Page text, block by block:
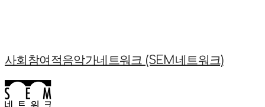
사회참여적음악가네트워크 (SEM네트워크)